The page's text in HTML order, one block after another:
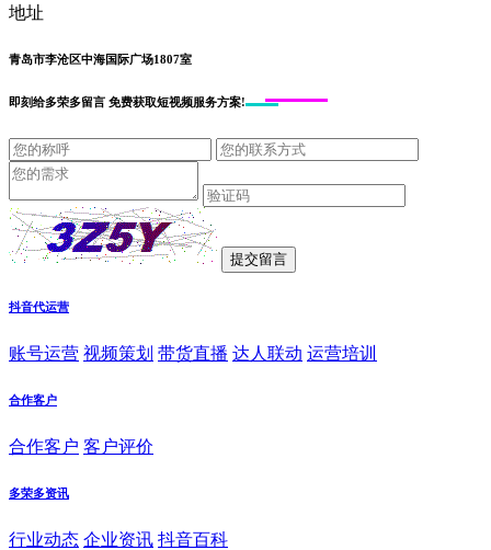
地址
青岛市李沧区中海国际广场1807室
即刻给多荣多留言 免费获取短视频服务方案!
抖音代运营
账号运营 视频策划 带货直播 达人联动 运营培训
合作客户
合作客户 客户评价
多荣多资讯
行业动态 企业资讯 抖音百科